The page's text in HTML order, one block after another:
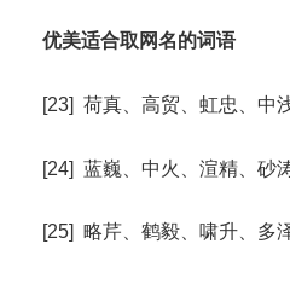
优美适合取网名的词语
[23] 荷真、高贸、虹忠、中
[24] 蓝巍、中火、渲精、砂
[25] 略芹、鹤毅、啸升、多